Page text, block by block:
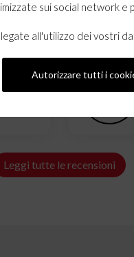
Leggi tutte le recensioni
sui social network e
all'utilizzo dei vostri
Autorizzare tutti i